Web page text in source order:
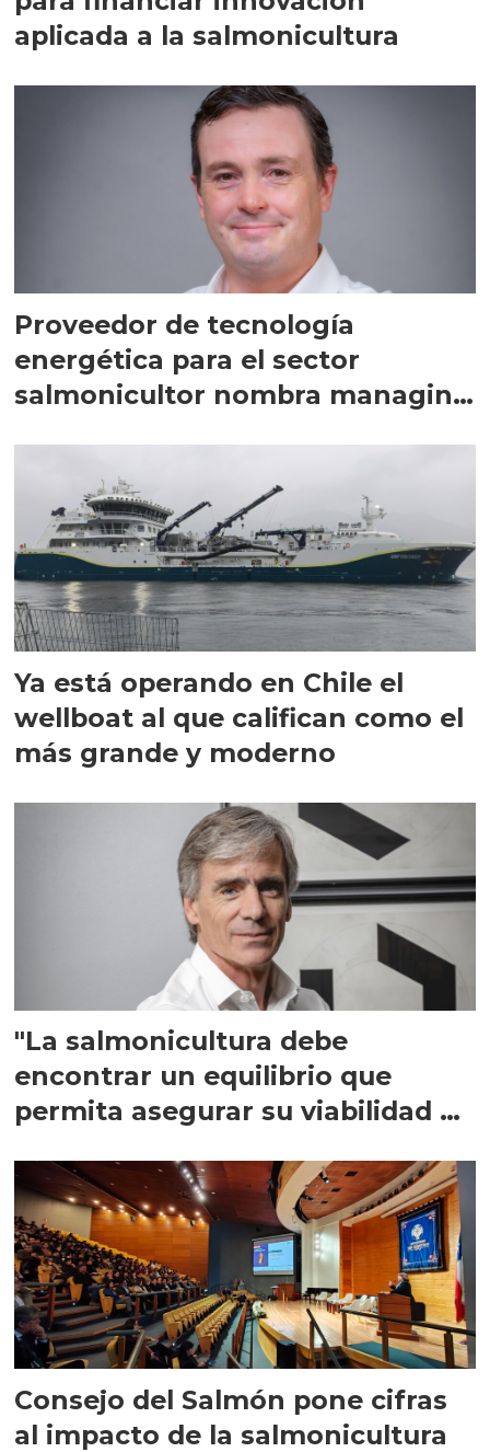
aplicada a la salmonicultura
Proveedor de tecnología
energética para el sector
salmonicultor nombra managing
Ya está operando en Chile el
wellboat al que califican como el
más grande y moderno
"La salmonicultura debe
encontrar un equilibrio que
permita asegurar su viabilidad de
Consejo del Salmón pone cifras
al impacto de la salmonicultura